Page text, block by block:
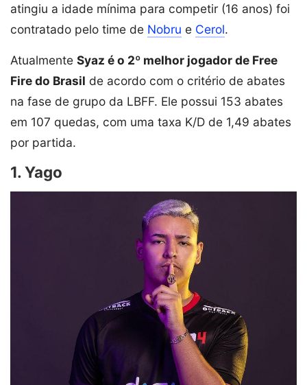
atingiu a idade mínima para competir (16 anos) foi
contratado pelo time de Nobru e Cerol.
Atualmente Syaz é o 2º melhor jogador de Free
Fire do Brasil de acordo com o critério de abates
na fase de grupo da LBFF. Ele possui 153 abates
em 107 quedas, com uma taxa K/D de 1,49 abates
por partida.
1. Yago